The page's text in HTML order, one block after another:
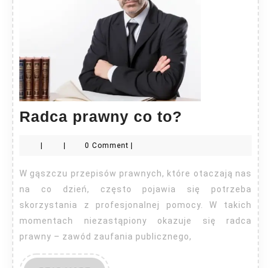
Radca prawny co to?
to?
0 Comment
W gąszczu przepisów prawnych, które otaczają nas
na co dzień, często pojawia się potrzeba
skorzystania z profesjonalnej pomocy. W takich
momentach niezastąpiony okazuje się radca
prawny – zawód zaufania publicznego,